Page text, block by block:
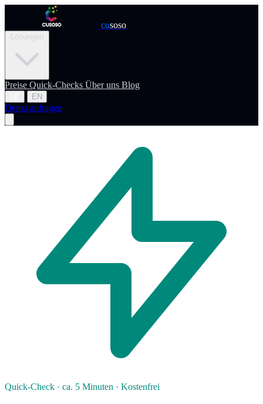
cusoso
Lösungen
Preise Quick-Checks Über uns Blog
EN
Demo anfragen
Quick-Check · ca. 5 Minuten · Kostenfrei